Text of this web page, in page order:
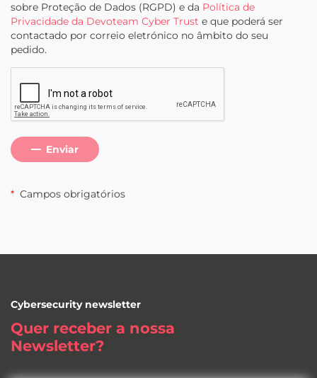
sobre Proteção de Dados (RGPD) e da Política de
Privacidade da Devoteam Cyber Trust e que poderá ser
contactado por correio eletrónico no âmbito do seu
pedido.
Enviar
* Campos obrigatórios
Cybersecurity newsletter
Quer receber a nossa
Newsletter?